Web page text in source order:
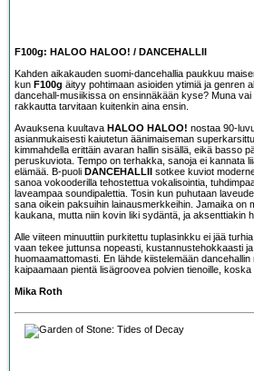
F100g: HALOO HALOO! / DANCEHALLII
Kahden aikakauden suomi-dancehallia paukkuu
kun F100g äityy pohtimaan asioiden ytimiä ja genren
dancehall-musiikissa on ensinnäkään kyse? Muna
rakkautta tarvitaan kuitenkin aina ensin.
Avauksena kuultava HALOO HALOO! nostaa 90-
asianmukaisesti kaiutetun äänimaiseman
kimmahdella erittäin avaran hallin sisällä, eikä basso
peruskuviota. Tempo on terhakka, sanoja ei kannata
elämää. B-puoli DANCEHALLII sotkee kuviot
sanoa vokooderilla tehostettua vokalisointia,
laveampaa soundipalettia. Tosin kun puhutaan
sana oikein paksuihin lainausmerkkeihin. Jamaika on
kaukana, mutta niin kovin liki sydäntä, ja aksenttiakin
Alle viiteen minuuttiin purkitettu tuplasinkku ei jää
vaan tekee juttunsa nopeasti, kustannustehokkaasti
huomaamattomasti. En lähde kiistelemään
kaipaamaan pientä lisägroovea polvien tienoille,
Mika Roth